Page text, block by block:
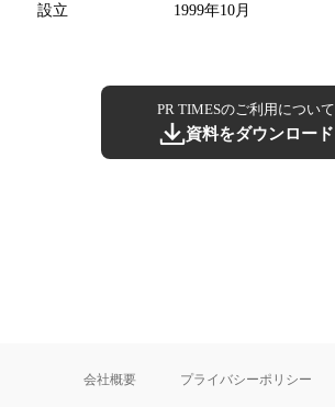
設立
1999年10月
PR TIMESのご利用について
資料をダウンロード
会社概要 プライバシーポリシー